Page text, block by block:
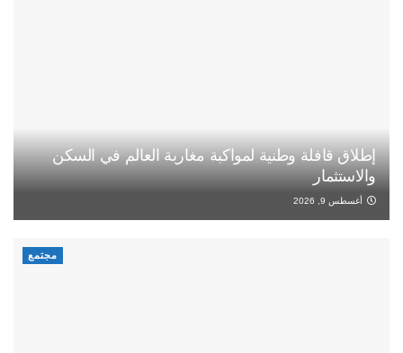
إطلاق قافلة وطنية لمواكبة مغاربة العالم في السكن
والاستثمار
أغسطس 9, 2026
مجتمع